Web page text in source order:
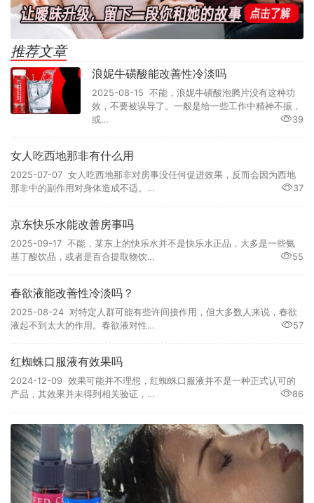
推荐文章
浪妮牛磺酸能改善性冷淡吗
2025-08-15 不能，浪妮牛磺酸泡腾片没有这种功
效，不要被误导了。一般是给一些工作中精神不振，
或…
39
女人吃西地那非有什么用
2025-07-07 女人吃西地那非对房事没任何促进效果，反而会因为西地
那非中的副作用对身体造成不适。…
37
京东快乐水能改善房事吗
2025-09-17 不能，某东上的快乐水并不是快乐水正品，大多是一些氨
基丁酸饮品，或者是百合提取物饮…
55
春欲液能改善性冷淡吗？
2025-08-24 对特定人群可能有些许间接作用，但大多数人来说，春欲
液起不到太大的作用。春欲液对性…
57
红蜘蛛口服液有效果吗
2024-12-09 效果可能并不理想，红蜘蛛口服液并不是一种正式认可的
产品，其效果并未得到相关验证，…
86